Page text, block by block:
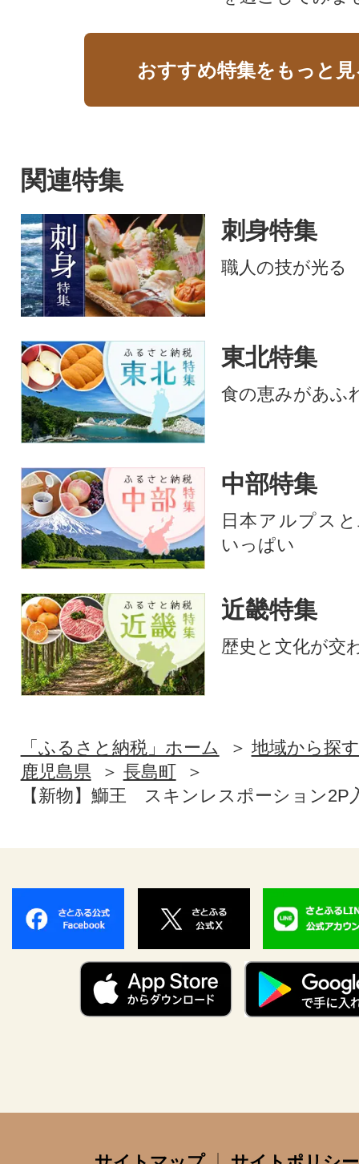
おすすめ特集をもっと
関連特集
刺身特集
職人の技が光
東北特集
食の恵みがあふ
中部特集
日本アルプス
いっぱい
近畿特集
歴史と文化が交
「ふるさと納税」ホーム
地域から探す
鹿児島県
長島町
【新物】鰤王 スキンレスポーション2P